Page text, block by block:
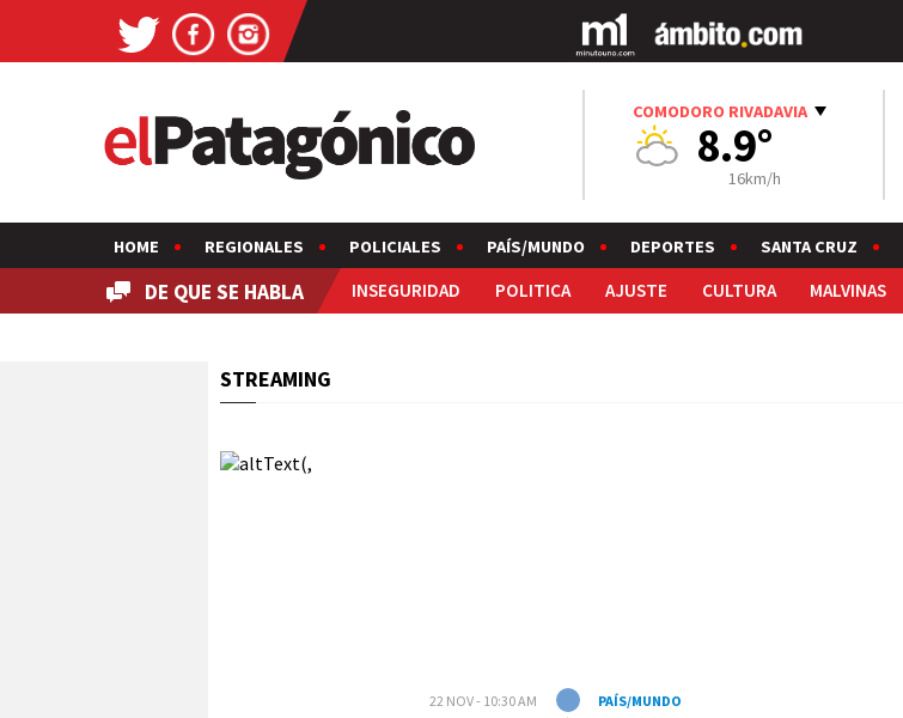
COMODORO RIVADAVIA
8.9°
16km/h
HOME REGIONALES POLICIALES PAÍS/MUNDO DEPORTES SANTA CRUZ
DE QUE SE HABLA INSEGURIDAD POLITICA AJUSTE CULTURA MALVINAS
STREAMING
22 NOV - 10:30 AM PAÍS/MUNDO